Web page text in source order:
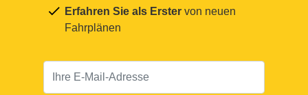
Erfahren Sie als Erster von neuen
Fahrplänen